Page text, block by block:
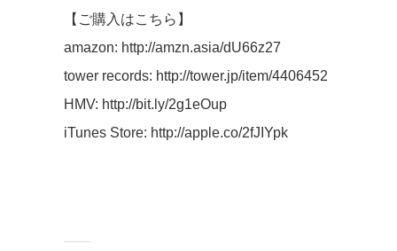
【ご購入はこちら】
amazon: http://amzn.asia/dU66z27
tower records: http://tower.jp/item/4406452
HMV: http://bit.ly/2g1eOup
iTunes Store: http://apple.co/2fJIYpk